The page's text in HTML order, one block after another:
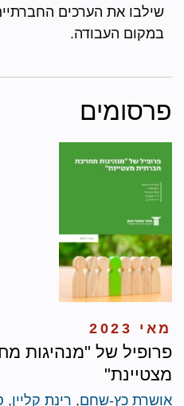
שילבו את הערכים
במקום העבודה.
פרסומים
מאי 2023
פרופיל של "מנהיגות
מצטיינת"
אושרת כץ-שחם, רינת קליין,